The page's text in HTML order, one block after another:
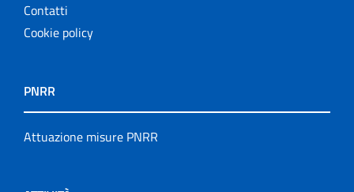
Contatti
Cookie policy
PNRR
Attuazione misure PNRR